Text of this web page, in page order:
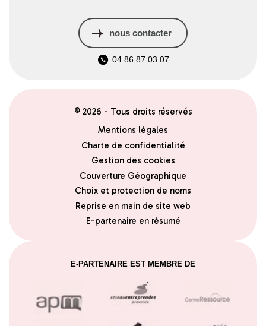
nous contacter
04 86 87 03 07
© 2026 - Tous droits réservés
Mentions légales
Charte de confidentialité
Gestion des cookies
Couverture Géographique
Choix et protection de noms
Reprise en main de site web
E-partenaire en résumé
E-PARTENAIRE EST MEMBRE DE